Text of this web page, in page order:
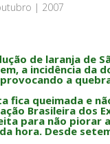
| 2007
de laranja de
a incidência da
a
fica queimada e
Brasileira dos
para não piorar
hora. Desde